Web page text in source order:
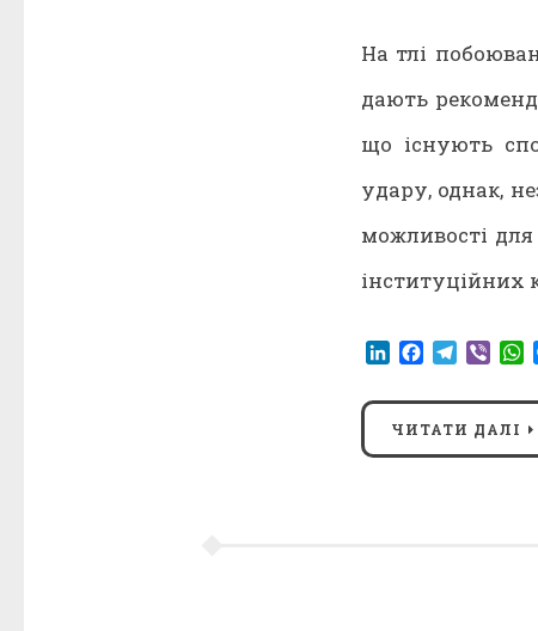
На тлі
дають
що існують
удару, однак,
можливості
інституційних
LinkedIn
Facebook
ЧИТАТИ ДАЛІ